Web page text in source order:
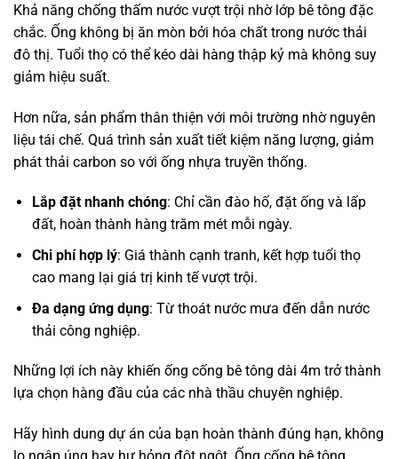
Khả năng chống thấm nước vượt trội nhờ lớp bê tông đặc
chắc. Ống không bị ăn mòn bởi hóa chất trong nước thải
đô thị. Tuổi thọ có thể kéo dài hàng thập kỷ mà không suy
giảm hiệu suất.
Hơn nữa, sản phẩm thân thiện với môi trường nhờ nguyên
liệu tái chế. Quá trình sản xuất tiết kiệm năng lượng, giảm
phát thải carbon so với ống nhựa truyền thống.
Lắp đặt nhanh chóng: Chỉ cần đào hố, đặt ống và lấp
đất, hoàn thành hàng trăm mét mỗi ngày.
Chi phí hợp lý: Giá thành cạnh tranh, kết hợp tuổi thọ
cao mang lại giá trị kinh tế vượt trội.
Đa dạng ứng dụng: Từ thoát nước mưa đến dẫn nước
thải công nghiệp.
Những lợi ích này khiến ống cống bê tông dài 4m trở thành
lựa chọn hàng đầu của các nhà thầu chuyên nghiệp.
Hãy hình dung dự án của bạn hoàn thành đúng hạn, không